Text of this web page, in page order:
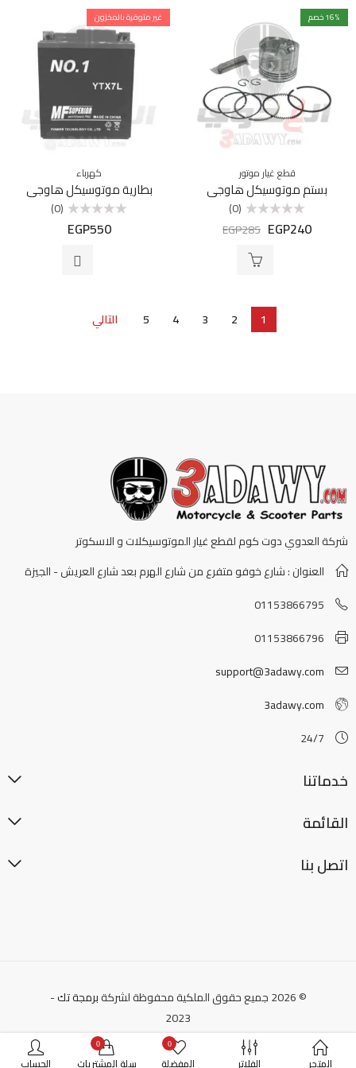
16% خصم
قطع غيار موتور
بستم موتوسيكل هاوجي
التقييم
(0)
EGP240
EGP285
غير متوفرة بالمخزون
كهرباء
بطارية موتوسيكل هاوجي
التقييم
(0)
EGP550
1
2
3
4
5 التالي
شركة العدوي دوت كوم لقطع غيار الموتوسيكلات و الاسكوتر
العنوان : شارع خوفو متفرع من شارع الهرم بعد شارع العريش - الجيزة
01153866795
01153866796
support@3adawy.com
3adawy.com
24/7
خدماتنا
القائمة
اتصل بنا
© 2026 جميع حقوق الملكية محفوظة لشركة برمجة تك-
2023
المتجر الفلاتر
0
المفضلة
0
سلة المشتريات الحساب